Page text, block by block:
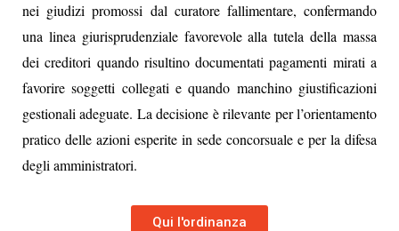
nei giudizi promossi dal curatore fallimentare, confermando
una linea giurisprudenziale favorevole alla tutela della massa
dei creditori quando risultino documentati pagamenti mirati a
favorire soggetti collegati e quando manchino giustificazioni
gestionali adeguate. La decisione è rilevante per l’orientamento
pratico delle azioni esperite in sede concorsuale e per la difesa
degli amministratori.
Qui l'ordinanza